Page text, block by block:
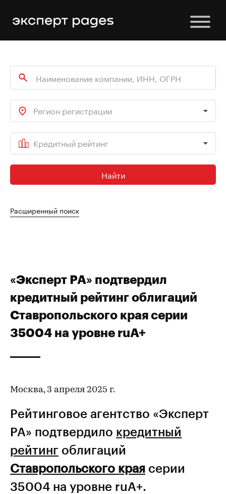
Регион регистрации
Кредитный рейтинг
Найти
Расширенный поиск
«Эксперт РА» подтвердил
кредитный рейтинг облигаций
Ставропольского края серии
35004 на уровне ruА+
Москва, 3 апреля 2025 г.
Рейтинговое агентство «Эксперт
РА» подтвердило кредитный
рейтинг облигаций
Ставропольского края серии
35004 на уровне ruА+.